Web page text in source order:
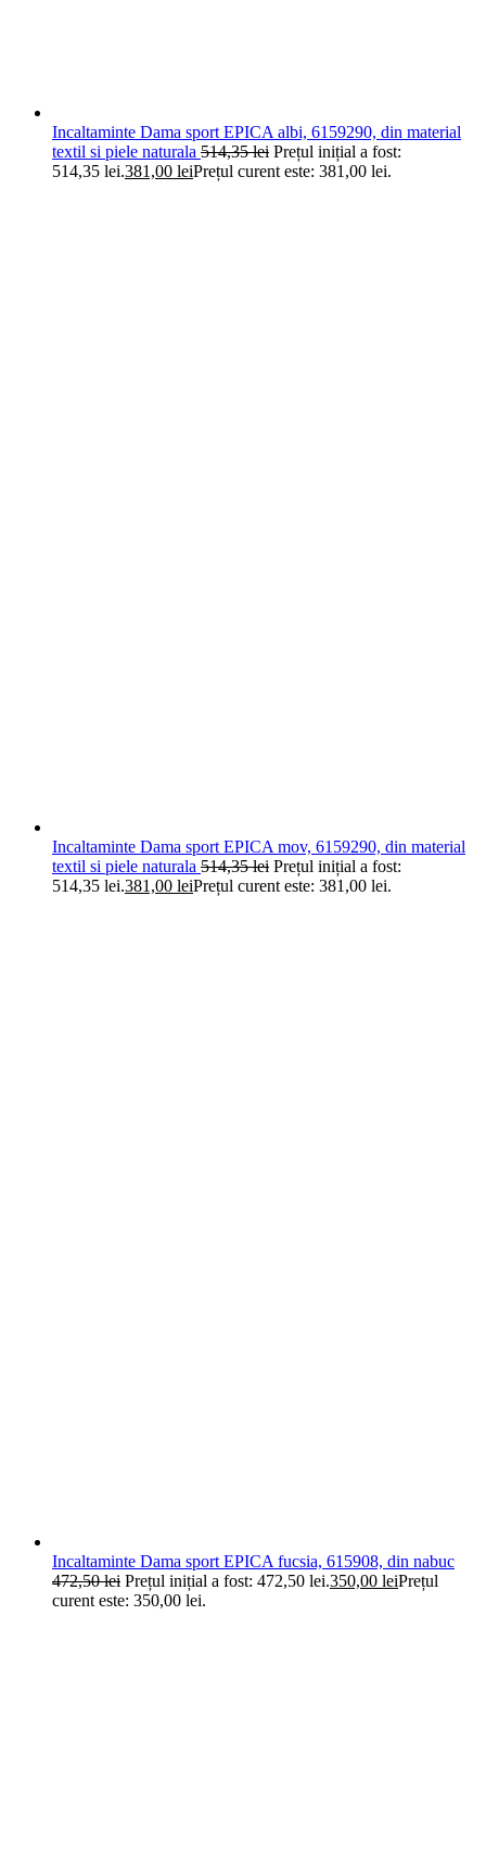
Incaltaminte Dama sport EPICA albi, 6159290, din material
textil si piele naturala 514,35lei Prețul inițial a fost:
514,35 lei.381,00 leiPrețul curent este: 381,00 lei.
Incaltaminte Dama sport EPICA mov, 6159290, din material
textil si piele naturala 514,35lei Prețul inițial a fost:
514,35 lei.381,00 leiPrețul curent este: 381,00 lei.
Incaltaminte Dama sport EPICA fucsia, 615908, din nabuc
472,50lei Prețul inițial a fost: 472,50 lei.350,00 leiPrețul
curent este: 350,00 lei.